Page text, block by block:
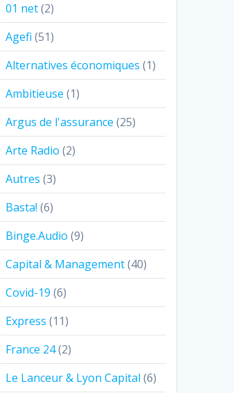
01 net(2)
Agefi (51)
Alternatives économiques (1)
Ambitieuse (1)
Argus de l'assurance (25)
Arte Radio (2)
Autres (3)
Basta! (6)
Binge.Audio (9)
Capital & Management(40)
Covid-19 (6)
Express (11)
France 24(2)
Le Lanceur & Lyon Capital (6)